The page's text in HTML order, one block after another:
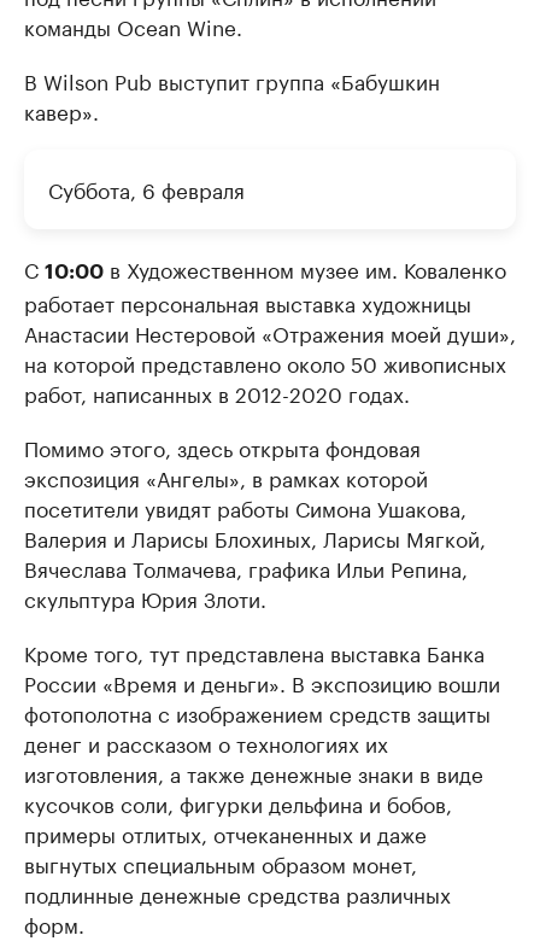
команды Ocean Wine.
В Wilson Pub выступит группа «Бабушкин
кавер».
Суббота, 6 февраля
С 10:00 в Художественном музее им. Коваленко
работает персональная выставка художницы
Анастасии Нестеровой «Отражения моей души»,
на которой представлено около 50 живописных
работ, написанных в 2012-2020 годах.
Помимо этого, здесь открыта фондовая
экспозиция «Ангелы», в рамках которой
посетители увидят работы Симона Ушакова,
Валерия и Ларисы Блохиных, Ларисы Мягкой,
Вячеслава Толмачева, графика Ильи Репина,
скульптура Юрия Злоти.
Кроме того, тут представлена выставка Банка
России «Время и деньги». В экспозицию вошли
фотополотна с изображением средств защиты
денег и рассказом о технологиях их
изготовления, а также денежные знаки в виде
кусочков соли, фигурки дельфина и бобов,
примеры отлитых, отчеканенных и даже
выгнутых специальным образом монет,
подлинные денежные средства различных
форм.